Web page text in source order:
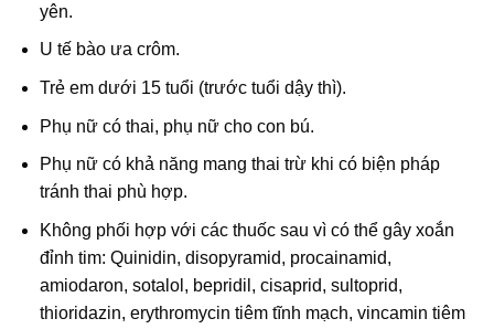
yên.
U tế bào ưa crôm.
Trẻ em dưới 15 tuổi (trước tuổi dậy thì).
Phụ nữ có thai, phụ nữ cho con bú.
Phụ nữ có khả năng mang thai trừ khi có biện pháp
tránh thai phù hợp.
Không phối hợp với các thuốc sau vì có thể gây xoắn
đỉnh tim: Quinidin, disopyramid, procainamid,
amiodaron, sotalol, bepridil, cisaprid, sultoprid,
thioridazin, erythromycin tiêm tĩnh mạch, vincamin tiêm